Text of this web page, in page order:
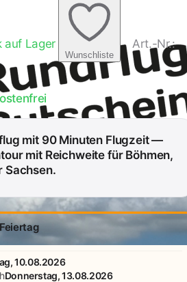
auf Lager
Wunschliste
Art.-Nr.:
mit 90 Minuten Flugzeit —
mit Reichweite für Böhmen,
Sachsen.
10.08.2026
Donnerstag, 13.08.2026